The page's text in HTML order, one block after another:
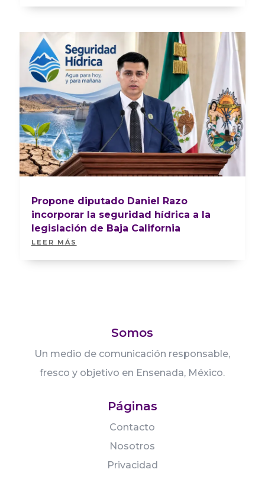
Propone diputado Daniel Razo
incorporar la seguridad hídrica a la
legislación de Baja California
LEER MÁS
Somos
Un medio de comunicación responsable,
fresco y objetivo en Ensenada, México.
Páginas
Contacto
Nosotros
Privacidad